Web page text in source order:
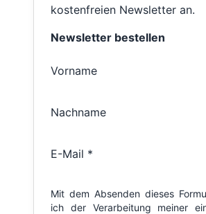
kostenfreien Newsletter an.